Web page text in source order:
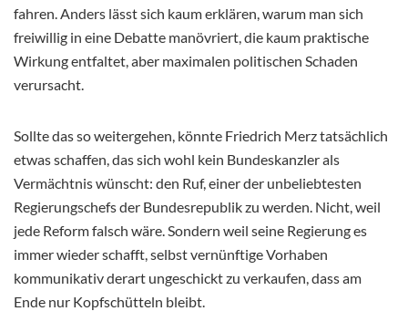
fahren. Anders lässt sich kaum erklären, warum man sich
freiwillig in eine Debatte manövriert, die kaum praktische
Wirkung entfaltet, aber maximalen politischen Schaden
verursacht.
Sollte das so weitergehen, könnte Friedrich Merz tatsächlich
etwas schaffen, das sich wohl kein Bundeskanzler als
Vermächtnis wünscht: den Ruf, einer der unbeliebtesten
Regierungschefs der Bundesrepublik zu werden. Nicht, weil
jede Reform falsch wäre. Sondern weil seine Regierung es
immer wieder schafft, selbst vernünftige Vorhaben
kommunikativ derart ungeschickt zu verkaufen, dass am
Ende nur Kopfschütteln bleibt.